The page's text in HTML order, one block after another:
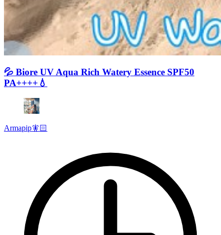
💦 Biore UV Aqua Rich Watery Essence SPF50
PA++++💧
Armapip🧚🏻